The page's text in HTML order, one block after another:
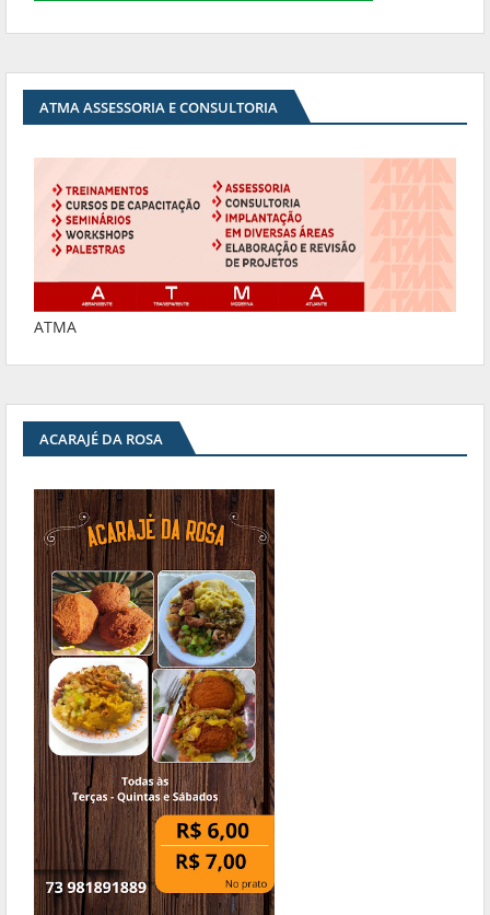
ATMA ASSESSORIA E CONSULTORIA
ATMA
ACARAJÉ DA ROSA